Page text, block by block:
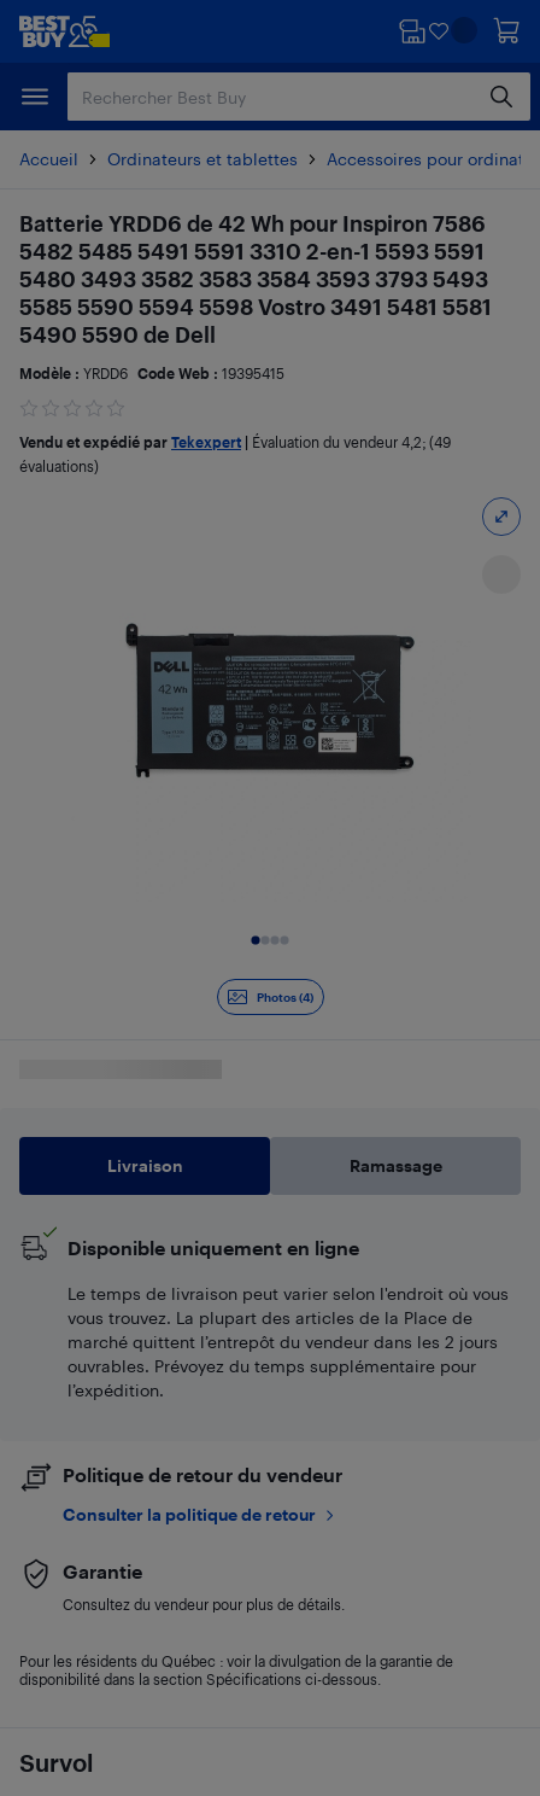
Passer
principal
Passer
Accueil Ordinateurs et tablettes Accessoires pour
Photos (4)
Survol
Batterie YRDD6 de 42 Wh pour Inspiron 7586
5482 5485 5491 5591 3310 2-en-1 5593 5591
5480 3493 3582 3583 3584 3593 3793 5493
5585 5590 5594 5598 Vostro 3491 5481 5581
5490 5590 de Dell
Modèle : YRDD6 Code Web : 19395415
Vendu et expédié par Tekexpert Évaluation du vendeur 4,2; (49
évaluations)
Livraison Ramassage
Disponible uniquement en ligne
Le temps de livraison peut varier selon l'endroit où vous
vous trouvez. La plupart des articles de la Place de
marché quittent l’entrepôt du vendeur dans les 2 jours
ouvrables. Prévoyez du temps supplémentaire pour
l’expédition.
Politique de retour du vendeur
Consulter la politique de retour
Garantie
Consultez du vendeur pour plus de détails.
Pour les résidents du Québec : voir la divulgation de la garantie de
disponibilité dans la section Spécifications ci-dessous.